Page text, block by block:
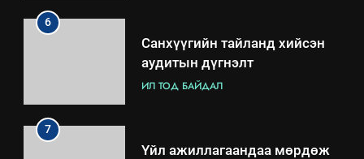
6
Санхүүгийн тайланд хийсэн
аудитын дүгнэлт
ИЛ ТОД БАЙДАЛ
7
Үйл ажиллагаандаа мөрдөж